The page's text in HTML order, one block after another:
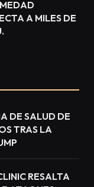
A MILES DE
DE SALUD DE
TRAS LA
RESALTA